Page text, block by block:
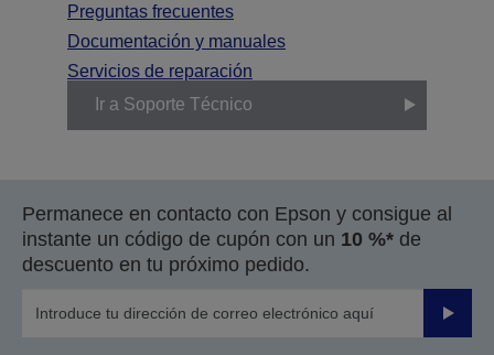
Preguntas frecuentes
Documentación y manuales
Servicios de reparación
Ir a Soporte Técnico
Permanece en contacto con Epson y consigue al
instante un código de cupón con un 10 %* de
descuento en tu próximo pedido.
Enviar